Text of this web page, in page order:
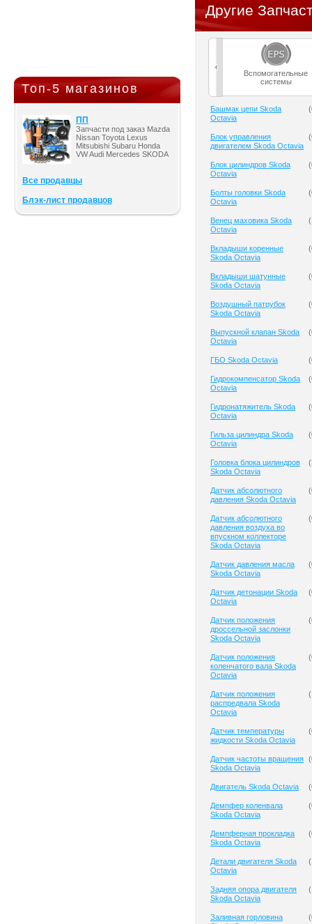
Топ-5 магазинов
ПП
Запчасти под заказ Mazda
Nissan Toyota Lexus
Mitsubishi Subaru Honda
VW Audi Mercedes SKODA
Все продавцы
Блэк-лист продавцов
Другие
Вспомогательные
системы
Башмак цепи Skoda
Octavia
(
Блок управления
двигателем Skoda Octavia
(
Блок цилиндров Skoda
Octavia
(
Болты головки Skoda
Octavia
(
Венец маховика Skoda
Octavia
(
Вкладыши коренные
Skoda Octavia
(
Вкладыши шатунные
Skoda Octavia
(
Воздушный патрубок
Skoda Octavia
(
Выпускной клапан Skoda
Octavia
(
ГБО Skoda Octavia (
Гидрокомпенсатор Skoda
Octavia
(
Гидронатяжитель Skoda
Octavia
(
Гильза цилиндра Skoda
Octavia
(
Головка блока цилиндров
Skoda Octavia
(
Датчик абсолютного
давления Skoda Octavia
(
Датчик абсолютного
давления воздуха во
впускном коллекторе
Skoda Octavia
(
Датчик давления масла
Skoda Octavia
(
Датчик детонации Skoda
Octavia
(
Датчик положения
дроссельной заслонки
Skoda Octavia
(
Датчик положения
коленчатого вала Skoda
Octavia
(
Датчик положения
распредвала Skoda
Octavia
(
Датчик температуры
жидкости Skoda Octavia
(
Датчик частоты вращения
Skoda Octavia
(
Двигатель Skoda Octavia (
Демпфер коленвала
Skoda Octavia
(
Демпферная прокладка
Skoda Octavia
(
Детали двигателя Skoda
Octavia
(
Задняя опора двигателя
Skoda Octavia
(
Заливная горловина
(